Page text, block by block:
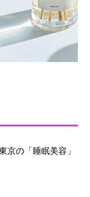
京の「睡眠美容」